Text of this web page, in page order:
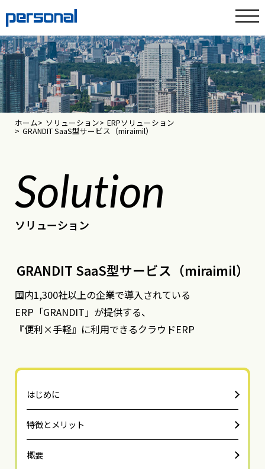
ホーム ソリューション ERPソリューション
GRANDIT SaaS型サービス（miraimil）
Solution
ソリューション
GRANDIT SaaS型サービス（miraimil）
国内1,300社以上の企業で導入されている
ERP「GRANDIT」が提供する、
『便利×手軽』に利用できるクラウドERP
はじめに
特徴とメリット
概要